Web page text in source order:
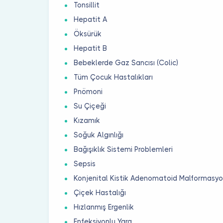
Tonsillit
Hepatit A
Öksürük
Hepatit B
Bebeklerde Gaz Sancısı (Colic)
Tüm Çocuk Hastalıkları
Pnömoni
Su Çiçeği
Kızamık
Soğuk Algınlığı
Bağışıklık Sistemi Problemleri
Sepsis
Konjenital Kistik Adenomatoid
Çiçek Hastalığı
Hızlanmış Ergenlik
Enfeksiyonlu Yara